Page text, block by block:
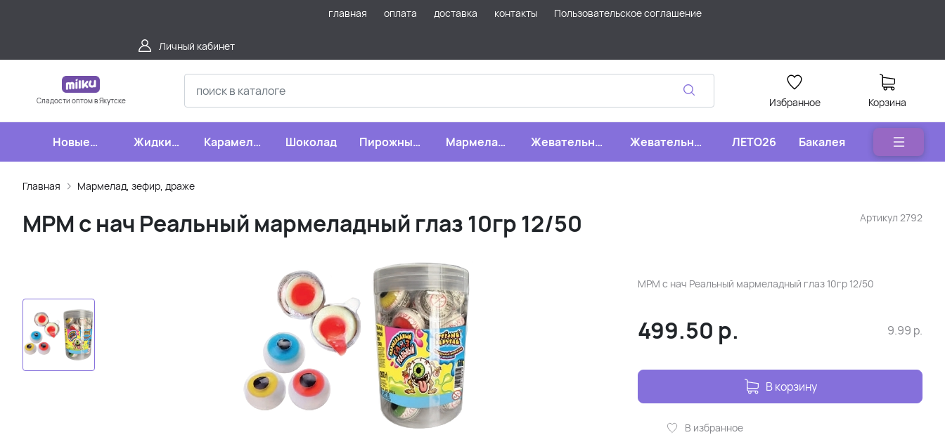
главная оплата доставка контакты Пользовательское соглашение
Личный кабинет
Сладости оптом в Якутске Избранное Корзина
Новые
поступления
Жидкие
конфеты
Карамель,
леденцы,
Шоколад
Пирожные,
бисквиты,
Мармелад,
зефир,
Жевательная
резинка
Жевательные
конфеты
ЛЕТО26 Бакалея
Главная Мармелад, зефир, драже
Артикул 2792
МРМ с нач Реальный мармеладный глаз 10гр 12/50
МРМ с нач Реальный мармеладный глаз 10гр 12/50
499.50 р. 9.99 р.
В корзину
В избранное